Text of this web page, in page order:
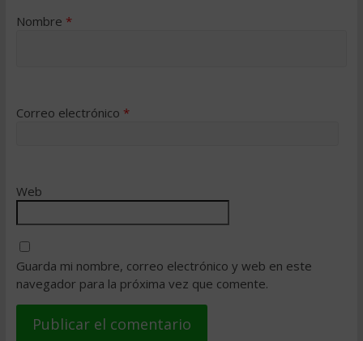
Nombre *
Correo electrónico *
Web
Guarda mi nombre, correo electrónico y web en este
navegador para la próxima vez que comente.